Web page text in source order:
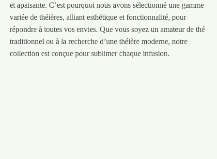
et apaisante. C’est pourquoi nous avons sélectionné une gamme
variée de théières, alliant esthétique et fonctionnalité, pour
répondre à toutes vos envies. Que vous soyez un amateur de thé
traditionnel ou à la recherche d’une théière moderne, notre
collection est conçue pour sublimer chaque infusion.